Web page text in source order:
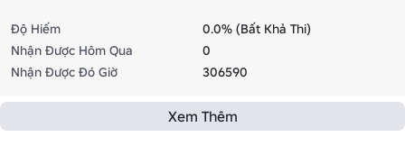
Độ Hiếm
0.0% (Bất Khả Thi)
Nhận Được Hôm Qua
0
Nhận Được Đó Giờ
306590
Xem Thêm